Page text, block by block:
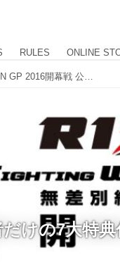
RULES ONLINE
けの7大特